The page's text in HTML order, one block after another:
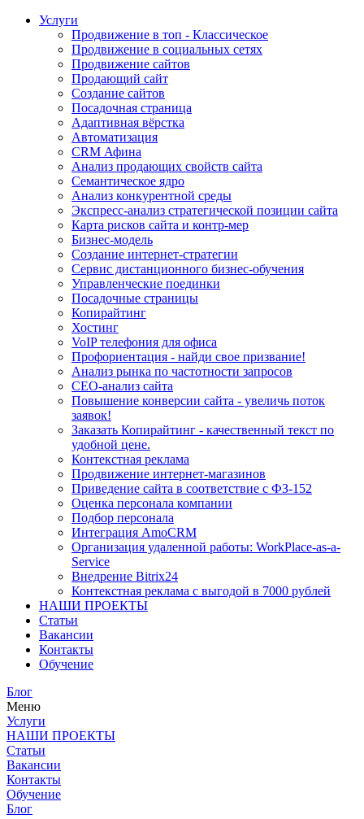
Услуги
Продвижение в топ - Классическое
Продвижение в социальных сетях
Продвижение сайтов
Продающий сайт
Создание сайтов
Посадочная страница
Адаптивная вёрстка
Автоматизация
CRM Афина
Анализ продающих свойств сайта
Семантическое ядро
Анализ конкурентной среды
Экспресс-анализ стратегической позиции сайта
Карта рисков сайта и контр-мер
Бизнес-модель
Создание интернет-стратегии
Сервис дистанционного бизнес-обучения
Управленческие поединки
Посадочные страницы
Копирайтинг
Хостинг
VoIP телефония для офиса
Профориентация - найди свое призвание!
Анализ рынка по частотности запросов
СЕО-анализ сайта
Повышение конверсии сайта - увеличь поток
заявок!
Заказать Копирайтинг - качественный текст по
удобной цене.
Контекстная реклама
Продвижение интернет-магазинов
Приведение сайта в соответствие с ФЗ-152
Оценка персонала компании
Подбор персонала
Интеграция AmoCRM
Организация удаленной работы: WorkPlace-as-a-
Service
Внедрение Bitrix24
Контекстная реклама с выгодой в 7000 рублей
НАШИ ПРОЕКТЫ
Статьи
Вакансии
Контакты
Обучение
Блог
Меню
Услуги
НАШИ ПРОЕКТЫ
Статьи
Вакансии
Контакты
Обучение
Блог